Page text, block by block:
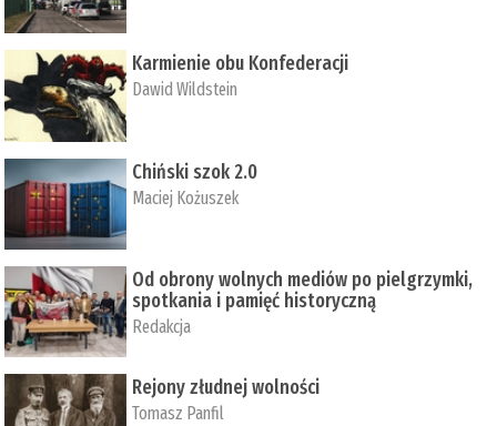
Karmienie obu Konfederacji
Dawid Wildstein
Chiński szok 2.0
Maciej Kożuszek
Od obrony wolnych mediów po pielgrzymki,
spotkania i pamięć historyczną
Redakcja
Rejony złudnej wolności
Tomasz Panfil